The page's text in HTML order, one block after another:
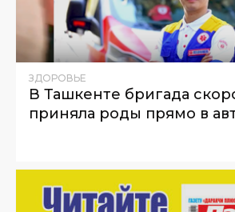
ЗДОРОВЬЕ
В Ташкенте бригада
приняла роды прямо в